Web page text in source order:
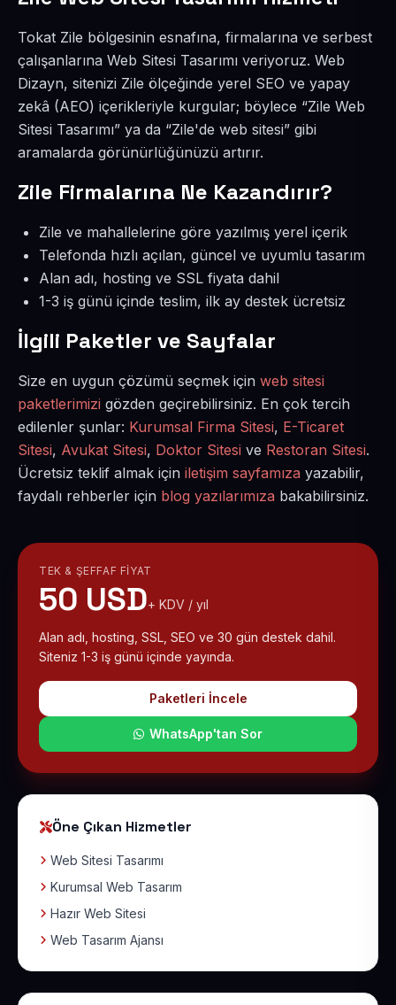
Tokat Zile bölgesinin esnafına, firmalarına ve serbest
çalışanlarına Web Sitesi Tasarımı veriyoruz. Web
Dizayn, sitenizi Zile ölçeğinde yerel SEO ve yapay
zekâ (AEO) içerikleriyle kurgular; böylece “Zile Web
Sitesi Tasarımı” ya da “Zile'de web sitesi” gibi
aramalarda görünürlüğünüzü artırır.
Zile Firmalarına Ne Kazandırır?
Zile ve mahallelerine göre yazılmış yerel içerik
Telefonda hızlı açılan, güncel ve uyumlu tasarım
Alan adı, hosting ve SSL fiyata dahil
1-3 iş günü içinde teslim, ilk ay destek ücretsiz
İlgili Paketler ve Sayfalar
Size en uygun çözümü seçmek için web sitesi
paketlerimizi gözden geçirebilirsiniz. En çok tercih
edilenler şunlar: Kurumsal Firma Sitesi, E-Ticaret
Sitesi, Avukat Sitesi, Doktor Sitesi ve Restoran Sitesi.
Ücretsiz teklif almak için iletişim sayfamıza yazabilir,
faydalı rehberler için blog yazılarımıza bakabilirsiniz.
TEK & ŞEFFAF FIYAT
50 USD+ KDV / yıl
Alan adı, hosting, SSL, SEO ve 30 gün destek dahil.
Siteniz 1-3 iş günü içinde yayında.
Paketleri İncele
WhatsApp'tan Sor
Öne Çıkan Hizmetler
Web Sitesi Tasarımı
Kurumsal Web Tasarım
Hazır Web Sitesi
Web Tasarım Ajansı